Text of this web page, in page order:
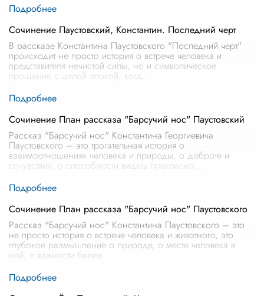
Сочинение Паустовский, Константин. Последний черт
В рассказе Константина Паустовского "Последний черт"
происходит не просто история о встрече человека и
представителя нечистой силы, но и символическое
прощание с целой эпохой, когд
Сочинение План рассказа "Барсучий нос" Паустовский
Рассказ "Барсучий нос" Константина Георгиевича
Паустовского – это трогательная история о
взаимоотношениях человека и природы, о доброте и
сочувствии, о способности видеть прекрасно
Сочинение План рассказа "Барсучий нос" Паустовского
Рассказ "Барсучий нос" Константина Паустовского – это
не просто история о встрече человека и животного, это
глубокое размышление о природе, о месте человека в
ней, о важности береж